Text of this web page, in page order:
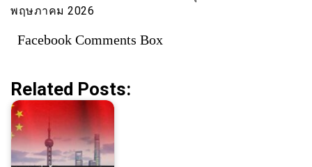
พฤษภาคม 2026
Facebook Comments Box
Related Posts: